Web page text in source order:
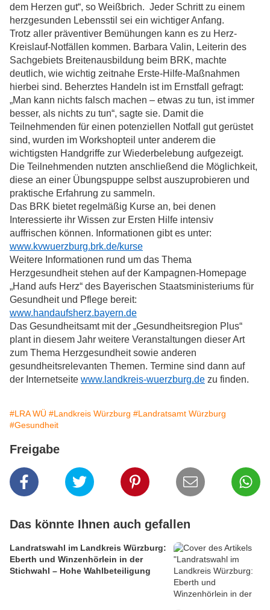
dem Herzen gut“, so Weißbrich. Jeder Schritt zu einem
herzgesunden Lebensstil sei ein wichtiger Anfang.
Trotz aller präventiver Bemühungen kann es zu Herz-
Kreislauf-Notfällen kommen. Barbara Valin, Leiterin des
Sachgebiets Breitenausbildung beim BRK, machte
deutlich, wie wichtig zeitnahe Erste-Hilfe-Maßnahmen
hierbei sind. Beherztes Handeln ist im Ernstfall gefragt:
„Man kann nichts falsch machen – etwas zu tun, ist immer
besser, als nichts zu tun“, sagte sie. Damit die
Teilnehmenden für einen potenziellen Notfall gut gerüstet
sind, wurden im Workshopteil unter anderem die
wichtigsten Handgriffe zur Wiederbelebung aufgezeigt.
Die Teilnehmenden nutzten anschließend die Möglichkeit,
diese an einer Übungspuppe selbst auszuprobieren und
praktische Erfahrung zu sammeln.
Das BRK bietet regelmäßig Kurse an, bei denen
Interessierte ihr Wissen zur Ersten Hilfe intensiv
auffrischen können. Informationen gibt es unter:
www.kvwuerzburg.brk.de/kurse
Weitere Informationen rund um das Thema
Herzgesundheit stehen auf der Kampagnen-Homepage
„Hand aufs Herz“ des Bayerischen Staatsministeriums für
Gesundheit und Pflege bereit:
www.handaufsherz.bayern.de
Das Gesundheitsamt mit der „Gesundheitsregion Plus“
plant in diesem Jahr weitere Veranstaltungen dieser Art
zum Thema Herzgesundheit sowie anderen
gesundheitsrelevanten Themen. Termine sind dann auf
der Internetseite www.landkreis-wuerzburg.de zu finden.
#LRA WÜ #Landkreis Würzburg #Landratsamt Würzburg
#Gesundheit
Freigabe
Das könnte Ihnen auch gefallen
Landratswahl im Landkreis Würzburg:
Eberth und Winzenhörlein in der
Stichwahl – Hohe Wahlbeteiligung